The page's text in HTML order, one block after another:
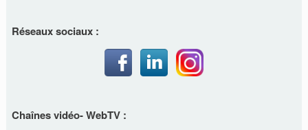
Réseaux sociaux :
Chaînes vidéo- WebTV :